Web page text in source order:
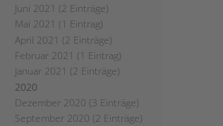
Juni 2021 (2 Einträge)
Mai 2021 (1 Eintrag)
April 2021 (2 Einträge)
Februar 2021 (1 Eintrag)
Januar 2021 (2 Einträge)
2020
Dezember 2020 (3 Einträge)
September 2020 (2 Einträge)